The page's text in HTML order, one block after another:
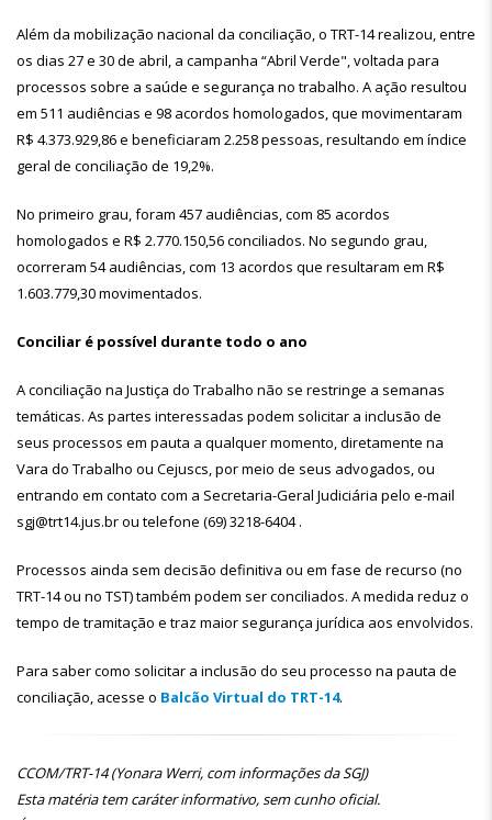
Além da mobilização nacional da conciliação, o TRT-14 realizou, entre
os dias 27 e 30 de abril, a campanha “Abril Verde", voltada para
processos sobre a saúde e segurança no trabalho. A ação resultou
em 511 audiências e 98 acordos homologados, que movimentaram
R$ 4.373.929,86 e beneficiaram 2.258 pessoas, resultando em índice
geral de conciliação de 19,2%.
No primeiro grau, foram 457 audiências, com 85 acordos
homologados e R$ 2.770.150,56 conciliados. No segundo grau,
ocorreram 54 audiências, com 13 acordos que resultaram em R$
1.603.779,30 movimentados.
Conciliar é possível durante todo o ano
A conciliação na Justiça do Trabalho não se restringe a semanas
temáticas. As partes interessadas podem solicitar a inclusão de
seus processos em pauta a qualquer momento, diretamente na
Vara do Trabalho ou Cejuscs, por meio de seus advogados, ou
entrando em contato com a Secretaria-Geral Judiciária pelo e-mail
sgj@trt14.jus.br ou telefone (69) 3218-6404 .
Processos ainda sem decisão definitiva ou em fase de recurso (no
TRT-14 ou no TST) também podem ser conciliados. A medida reduz o
tempo de tramitação e traz maior segurança jurídica aos envolvidos.
Para saber como solicitar a inclusão do seu processo na pauta de
conciliação, acesse o Balcão Virtual do TRT-14.
CCOM/TRT-14 (Yonara Werri, com informações da SGJ)
Esta matéria tem caráter informativo, sem cunho oficial.